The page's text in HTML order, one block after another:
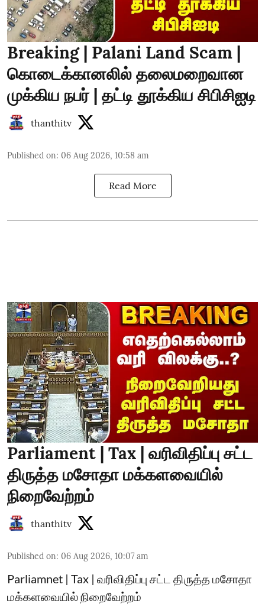
Breaking | Palani Land Scam |
கொடைக்கானலில் தலைமறைவான
முக்கிய நபர் | தட்டி தூக்கிய சிபிசிஐடி
thanthitv
Published on: 06 Aug 2026, 10:58 am
Read More
Parliament | Tax | வரிவிதிப்பு சட்ட
திருத்த மசோதா மக்களவையில்
நிறைவேற்றம்
thanthitv
Published on: 06 Aug 2026, 10:07 am
Parliamnet | Tax | வரிவிதிப்பு சட்ட திருத்த மசோதா
மக்களவையில் நிறைவேற்றம்